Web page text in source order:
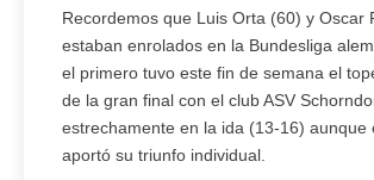
Recordemos que Luis Orta (60) y Oscar
estaban enrolados en la Bundesliga
el primero tuvo este fin de semana el
de la gran final con el club ASV
estrechamente en la ida (13-16) aunque
aportó su triunfo individual.